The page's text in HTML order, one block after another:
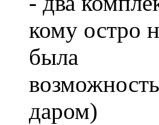
кому остро
была
даром)